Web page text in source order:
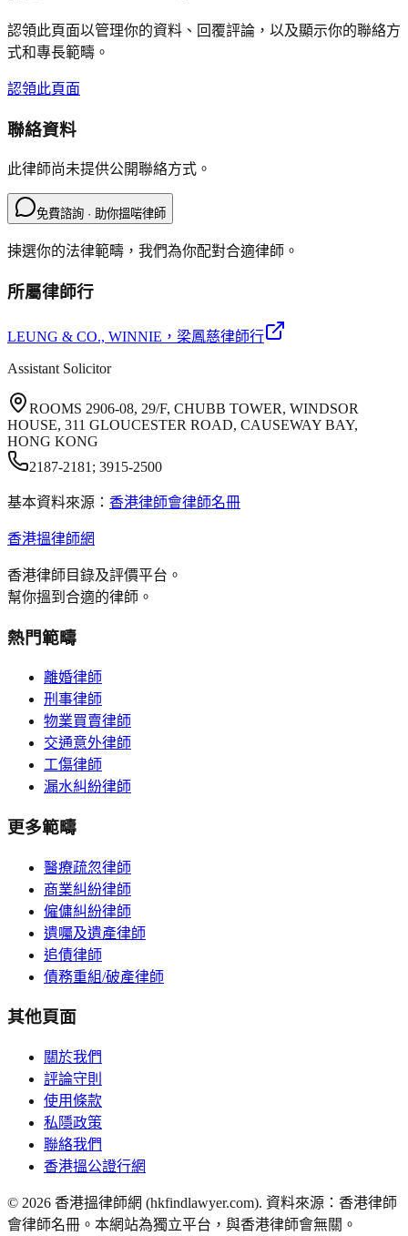
認領此頁面以管理你的資料、回覆評論，以及顯示你的聯絡方
式和專長範疇。
認領此頁面
聯絡資料
此律師尚未提供公開聯絡方式。
免費諮詢 · 助你搵啱律師
揀選你的法律範疇，我們為你配對合適律師。
所屬律師行
LEUNG & CO., WINNIE ，梁鳳慈律師行
Assistant Solicitor
ROOMS 2906-08, 29/F, CHUBB TOWER, WINDSOR
HOUSE, 311 GLOUCESTER ROAD, CAUSEWAY BAY,
HONG KONG
2187-2181; 3915-2500
基本資料來源： 香港律師會律師名冊
香港搵律師網
香港律師目錄及評價平台。
幫你搵到合適的律師。
熱門範疇
離婚律師
刑事律師
物業買賣律師
交通意外律師
工傷律師
漏水糾紛律師
更多範疇
醫療疏忽律師
商業糾紛律師
僱傭糾紛律師
遺囑及遺產律師
追債律師
債務重組/破產律師
其他頁面
關於我們
評論守則
使用條款
私隱政策
聯絡我們
香港搵公證行網
© 2026 香港搵律師網 (hkfindlawyer.com). 資料來源：香港律師
會律師名冊。本網站為獨立平台，與香港律師會無關。